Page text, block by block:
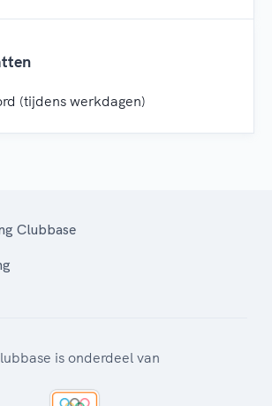
(tijdens werkdagen)
Clubbase
is onderdeel van